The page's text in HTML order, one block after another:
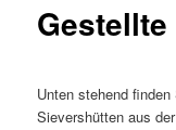
Unten stehend
Sievershütten aus